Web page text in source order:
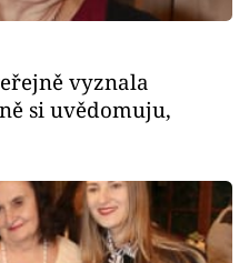
vyznala
si uvědomuju,